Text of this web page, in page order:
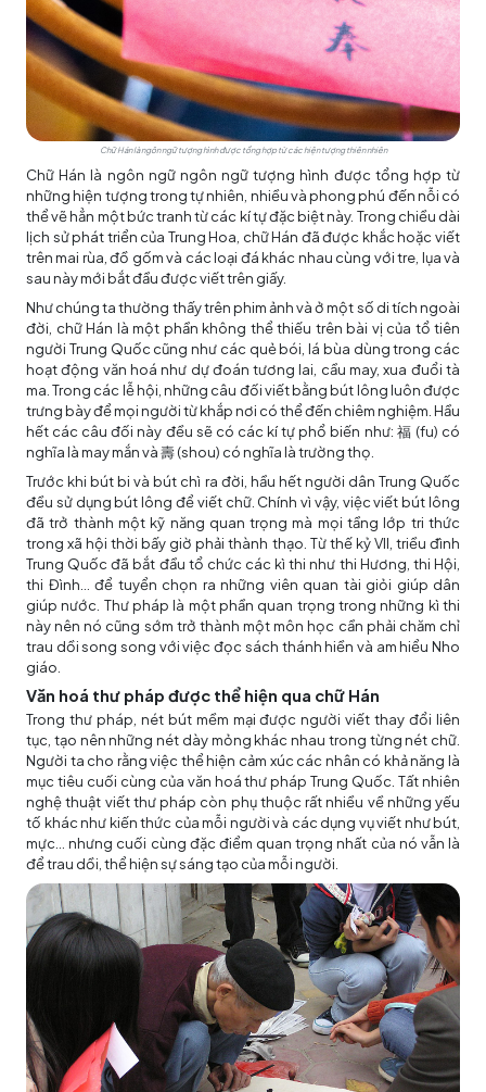
Chữ Hán là ngôn ngữ tượng hình được tổng hợp từ các hiện tượng thiên nhiên
Chữ Hán là ngôn ngữ ngôn ngữ tượng hình được tổng hợp từ
những hiện tượng trong tự nhiên, nhiều và phong phú đến nỗi có
thể vẽ hẳn một bức tranh từ các kí tự đặc biệt này. Trong chiều dài
lịch sử phát triển của Trung Hoa, chữ Hán đã được khắc hoặc viết
trên mai rùa, đồ gốm và các loại đá khác nhau cùng với tre, lụa và
sau này mới bắt đầu được viết trên giấy.
Như chúng ta thường thấy trên phim ảnh và ở một số di tích ngoài
đời, chữ Hán là một phần không thể thiếu trên bài vị của tổ tiên
người Trung Quốc cũng như các quẻ bói, lá bùa dùng trong các
hoạt động văn hoá như dự đoán tương lai, cầu may, xua đuổi tà
ma. Trong các lễ hội, những câu đối viết bằng bút lông luôn được
trưng bày để mọi người từ khắp nơi có thể đến chiêm nghiệm. Hầu
hết các câu đối này đều sẽ có các kí tự phổ biến như: 福 (fu) có
nghĩa là may mắn và 壽 (shou) có nghĩa là trường thọ.
Trước khi bút bi và bút chì ra đời, hầu hết người dân Trung Quốc
đều sử dụng bút lông để viết chữ. Chính vì vậy, việc viết bút lông
đã trở thành một kỹ năng quan trọng mà mọi tầng lớp tri thức
trong xã hội thời bấy giờ phải thành thạo. Từ thế kỷ VII, triều đình
Trung Quốc đã bắt đầu tổ chức các kì thi như thi Hương, thi Hội,
thi Đình… để tuyển chọn ra những viên quan tài giỏi giúp dân
giúp nước. Thư pháp là một phần quan trọng trong những kì thi
này nên nó cũng sớm trở thành một môn học cần phải chăm chỉ
trau dồi song song với việc đọc sách thánh hiền và am hiểu Nho
giáo.
Văn hoá thư pháp được thể hiện qua chữ Hán
Trong thư pháp, nét bút mềm mại được người viết thay đổi liên
tục, tạo nên những nét dày mỏng khác nhau trong từng nét chữ.
Người ta cho rằng việc thể hiện cảm xúc các nhân có khả năng là
mục tiêu cuối cùng của văn hoá thư pháp Trung Quốc. Tất nhiên
nghệ thuật viết thư pháp còn phụ thuộc rất nhiều về những yếu
tố khác như kiến thức của mỗi người và các dụng vụ viết như bút,
mực… nhưng cuối cùng đặc điểm quan trọng nhất của nó vẫn là
để trau dồi, thể hiện sự sáng tạo của mỗi người.